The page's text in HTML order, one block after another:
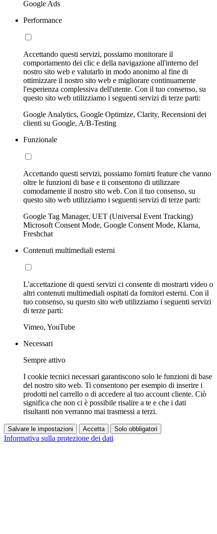
Google Ads
Performance
Accettando questi servizi, possiamo monitorare il
comportamento dei clic e della navigazione all'interno del
nostro sito web e valutarlo in modo anonimo al fine di
ottimizzare il nostro sito web e migliorare continuamente
l'esperienza complessiva dell'utente. Con il tuo consenso, su
questo sito web utilizziamo i seguenti servizi di terze parti:
Google Analytics, Google Optimize, Clarity, Recensioni dei
clienti su Google, A/B-Testing
Funzionale
Accettando questi servizi, possiamo fornirti feature che vanno
oltre le funzioni di base e ti consentono di utilizzare
comodamente il nostro sito web. Con il tuo consenso, su
questo sito web utilizziamo i seguenti servizi di terze parti:
Google Tag Manager, UET (Universal Event Tracking)
Microsoft Consent Mode, Google Consent Mode, Klarna,
Freshchat
Contenuti multimediali esterni
L'accettazione di questi servizi ci consente di mostrarti video o
altri contenuti multimediali ospitati da fornitori esterni. Con il
tuo consenso, su questo sito web utilizziamo i seguenti servizi
di terze parti:
Vimeo, YouTube
Necessari
Sempre attivo
I cookie tecnici necessari garantiscono solo le funzioni di base
del nostro sito web. Ti consentono per esempio di inserire i
prodotti nel carrello o di accedere al tuo account cliente. Ciò
significa che non ci è possibile risalire a te e che i dati
risultanti non verranno mai trasmessi a terzi.
Salvare le impostazioni Accetta Solo obbligatori
Informativa sulla protezione dei dati